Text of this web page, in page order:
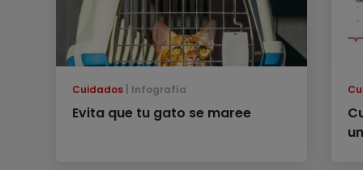
Cuidados Infografía
Evita que tu gato se maree